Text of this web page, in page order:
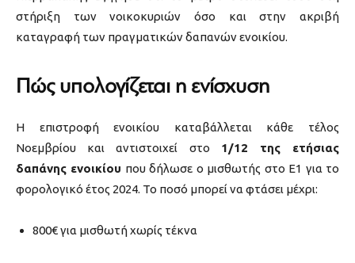
στήριξη των νοικοκυριών όσο και στην ακριβή
καταγραφή των πραγματικών δαπανών ενοικίου.
Πώς υπολογίζεται η ενίσχυση
Η επιστροφή ενοικίου καταβάλλεται κάθε τέλος
Νοεμβρίου και αντιστοιχεί στο 1/12 της ετήσιας
δαπάνης ενοικίου που δήλωσε ο μισθωτής στο Ε1 για το
φορολογικό έτος 2024. Το ποσό μπορεί να φτάσει μέχρι:
800€ για μισθωτή χωρίς τέκνα